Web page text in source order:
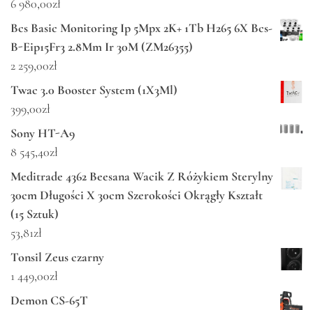
6 980,00zł
Bcs Basic Monitoring Ip 5Mpx 2K+ 1Tb H265 6X Bcs-
B-Eip15Fr3 2.8Mm Ir 30M (ZM26355)
2 259,00zł
Twac 3.0 Booster System (1X3Ml)
399,00zł
Sony HT-A9
8 545,40zł
Meditrade 4362 Beesana Wacik Z Różykiem Sterylny
30cm Długości X 30cm Szerokości Okrągły Kształt
(15 Sztuk)
53,81zł
Tonsil Zeus czarny
1 449,00zł
Demon CS-65T